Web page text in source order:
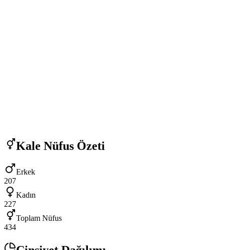
Kale Nüfus Özeti
Erkek
207
Kadın
227
Toplam Nüfus
434